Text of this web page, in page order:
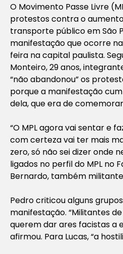
O Movimento Passe Livre
protestos contra o
transporte público em São
manifestação que ocorre
feira na capital paulista.
Monteiro, 29 anos,
“não abandonou” os
porque a manifestação
dela, que era de
“O MPL agora vai sentar e
com certeza vai ter mais
zero, só não sei dizer onde
ligados no perfil do MPL no
Bernardo, também militante
Pedro criticou alguns
manifestação. “Militantes
querem dar ares facistas a
afirmou. Para Lucas, “a